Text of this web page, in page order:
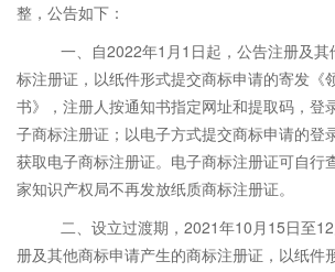
整，公告如下：
一、自2022年1月1日起，公告注册及其
标注册证，以纸件形式提交商标申请的寄发《
书》，注册人按通知书指定网址和提取码，登
子商标注册证；以电子方式提交商标申请的登
获取电子商标注册证。电子商标注册证可自行
家知识产权局不再发放纸质商标注册证。
二、设立过渡期，2021年10月15日至12
册及其他商标申请产生的商标注册证，以纸件